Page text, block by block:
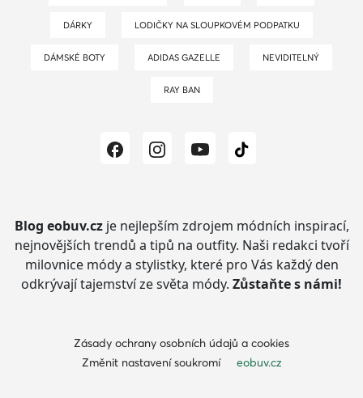
DÁRKY LODIČKY NA SLOUPKOVÉM PODPATKU
DÁMSKÉ BOTY ADIDAS GAZELLE NEVIDITELNÝ
RAY BAN
Blog eobuv.czje nejlepším zdrojem módních inspirací,
nejnovějších trendů a tipů na outfity. Naši redakci tvoří
milovnice módy a stylistky, které pro Vás každý den
odkrývají tajemství ze světa módy. Zůstaňte s námi!
Zásady ochrany osobních údajů a cookies
Změnit nastavení soukromí
eobuv.cz